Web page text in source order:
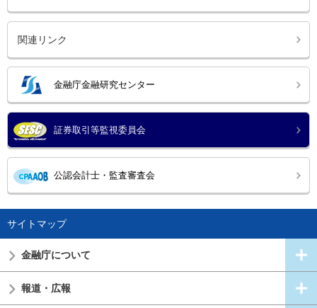
関連リンク
金融庁金融研究センター
証券取引等監視委員会
公認会計士・監査審査会
サイトマップ
金融庁について
報道・広報